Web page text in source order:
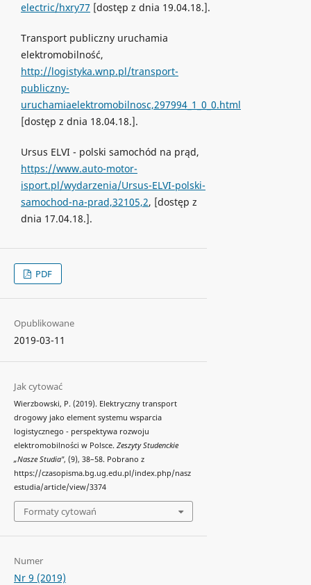
electric/hxry77 [dostęp z dnia 19.04.18.].
Transport publiczny uruchamia
elektromobilność,
http://logistyka.wnp.pl/transport-
publiczny-
uruchamiaelektromobilnosc,297994_1_0_0.html
[dostęp z dnia 18.04.18.].
Ursus ELVI - polski samochód na prąd,
https://www.auto-motor-
isport.pl/wydarzenia/Ursus-ELVI-polski-
samochod-na-prad,32105,2, [dostęp z
dnia 17.04.18.].
PDF
Opublikowane
2019-03-11
Jak cytować
Wierzbowski, P. (2019). Elektryczny transport
drogowy jako element systemu wsparcia
logistycznego - perspektywa rozwoju
elektromobilności w Polsce. Zeszyty Studenckie
„Nasze Studia", (9), 38–58. Pobrano z
https://czasopisma.bg.ug.edu.pl/index.php/nasz
estudia/article/view/3374
Formaty cytowań
Numer
Nr 9 (2019)